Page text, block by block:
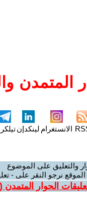
الانستغرام لينكدإن
والتعليق على الموضوع
نرجو النقر على -
الحوار المتمدن (